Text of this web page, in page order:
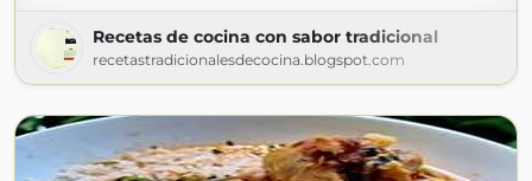
Recetas de cocina con sabor tradicional
recetastradicionalesdecocina.blogspot.com